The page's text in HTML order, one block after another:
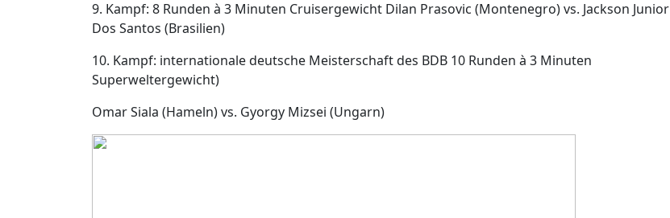
9. Kampf: 8 Runden à 3 Minuten Cruisergewicht Dilan Prasovic (Montenegro) vs. Jackson Junior
Dos Santos (Brasilien)
10. Kampf: internationale deutsche Meisterschaft des BDB 10 Runden à 3 Minuten
Superweltergewicht)
Omar Siala (Hameln) vs. Gyorgy Mizsei (Ungarn)